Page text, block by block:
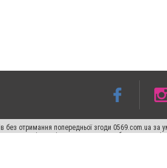
без отримання попередньої згоди 0569.com.ua
цитовані статті не нижче другого абзацу в